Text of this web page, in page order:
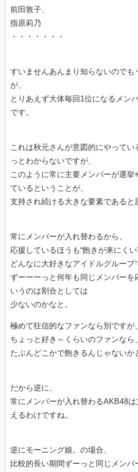
前田敦子、
指原莉乃
・・・・・・・
すいませんあんまり知らないのでも
が、
とりあえず大体毎回1位になるメン
です。
これは秋元さんが意図的にやってい
っとわからないですが、
このように常に主要メンバーが選挙
ているということが、
支持され続ける大きな要素であると
常にメンバーが入れ替わるから、
応援しているほうも“飽きが来にくい
どんなに大好きなアイドルグループ
ずーーーっと何年も同じメンバーを
いうのは割合としては
少ないのかなと。
極めて狂信的なファンなら別ですが、
ちょっと好き～くらいのファンなら、
たぶんどこかで飽きるんじゃないか
だから逆に、
常にメンバーが入れ替わるAKB48
えるわけですね。
逆にモーニング娘。の場合、
比較的長い期間ずーっと同じメンバ